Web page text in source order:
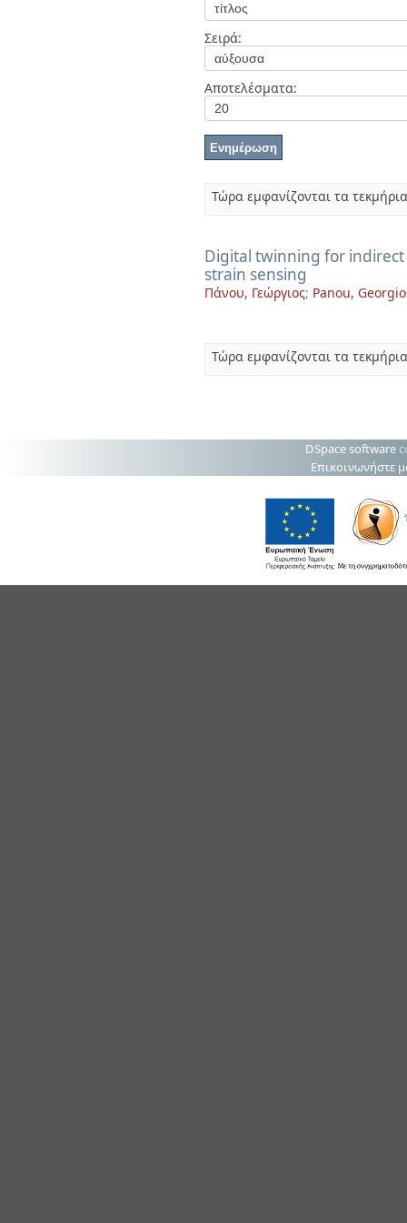
Σειρά:
Αποτελέσματα:
Τώρα εμφανίζονται τα
Digital twinning for
strain sensing
Πάνου, Γεώργιος; Panou,
Τώρα εμφανίζονται τα
DSpace software
Επικοινωνήστε